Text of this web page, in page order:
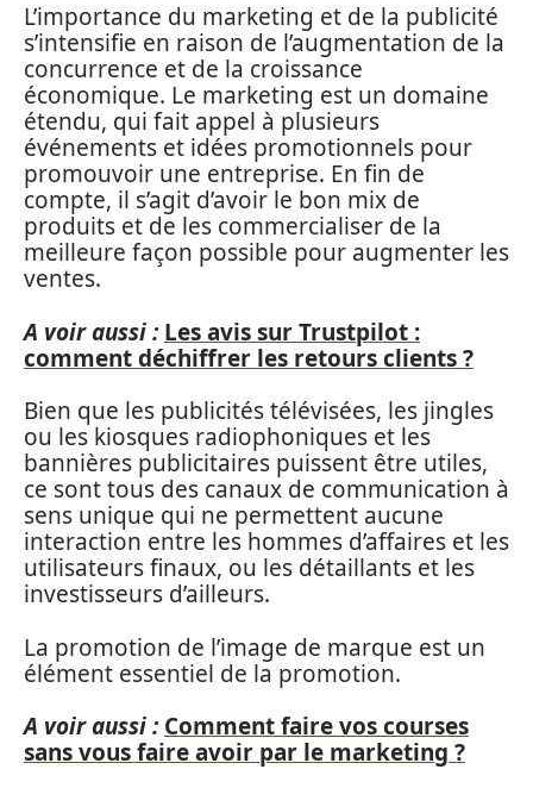
L’importance du marketing et de la publicité
s’intensifie en raison de l’augmentation de la
concurrence et de la croissance
économique. Le marketing est un domaine
étendu, qui fait appel à plusieurs
événements et idées promotionnels pour
promouvoir une entreprise. En fin de
compte, il s’agit d’avoir le bon mix de
produits et de les commercialiser de la
meilleure façon possible pour augmenter les
ventes.
A voir aussi : Les avis sur Trustpilot :
comment déchiffrer les retours clients ?
Bien que les publicités télévisées, les jingles
ou les kiosques radiophoniques et les
bannières publicitaires puissent être utiles,
ce sont tous des canaux de communication à
sens unique qui ne permettent aucune
interaction entre les hommes d’affaires et les
utilisateurs finaux, ou les détaillants et les
investisseurs d’ailleurs.
La promotion de l’image de marque est un
élément essentiel de la promotion.
A voir aussi : Comment faire vos courses
sans vous faire avoir par le marketing ?